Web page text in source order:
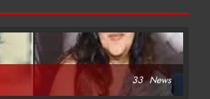
33 News